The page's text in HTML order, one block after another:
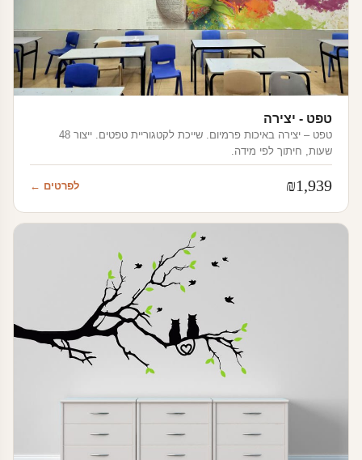
טפט - יצירה
טפט – יצירה באיכות פרמיום. שייכת לקטגוריית טפטים. ייצור 48
שעות, חיתוך לפי מידה.
₪1,939 לפרטים ←